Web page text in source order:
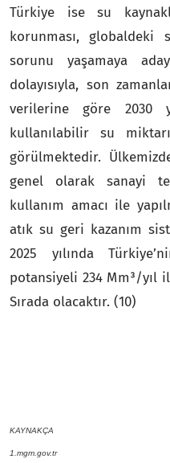
Türkiye ise su
korunması, globaldeki
sorunu yaşamaya
dolayısıyla, son
verilerine göre 2030
kullanılabilir su
görülmektedir.
genel olarak sanayi
kullanım amacı ile
atık su geri kazanım
2025 yılında
potansiyeli 234 Mm³/yıl
Sırada olacaktır. (10)
KAYNAKÇA
1.mgm.gov.tr